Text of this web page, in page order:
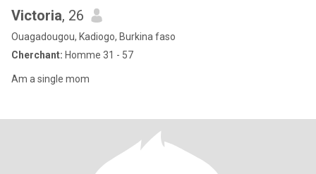
Victoria, 26
Ouagadougou, Kadiogo, Burkina faso
Cherchant: Homme 31 - 57
Am a single mom